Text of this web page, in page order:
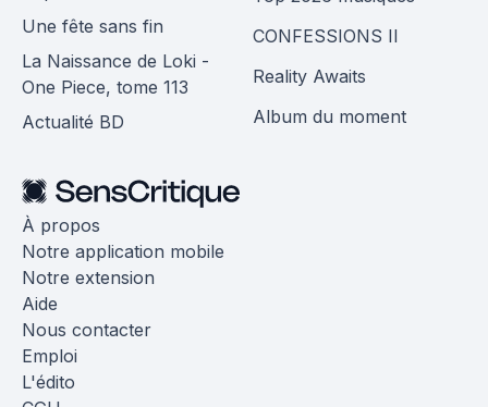
Une fête sans fin
La Naissance de Loki -
One Piece, tome 113
Actualité BD
CONFESSIONS II
Reality Awaits
Album du moment
À propos
Notre application mobile
Notre extension
Aide
Nous contacter
Emploi
L'édito